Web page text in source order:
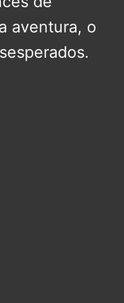
aventura, o